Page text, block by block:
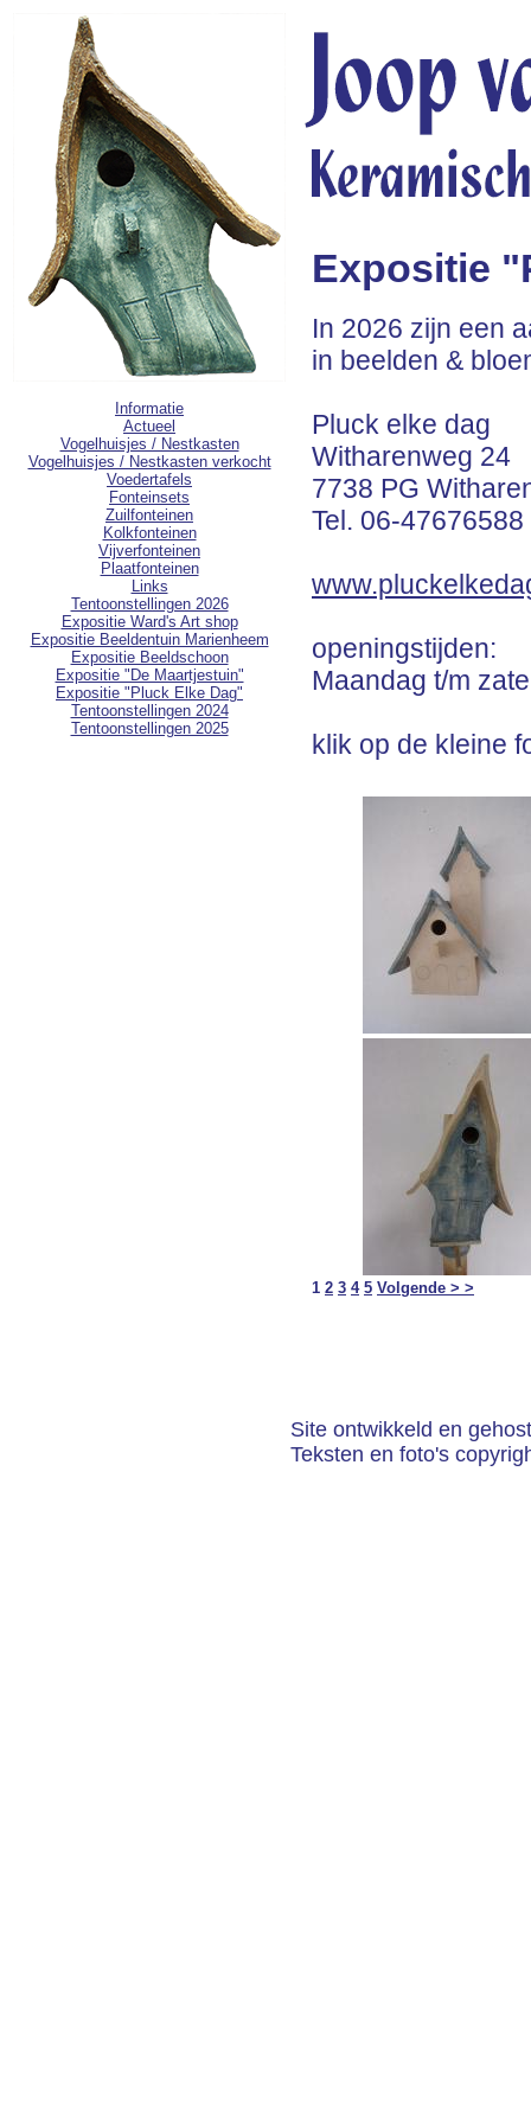
Informatie
Actueel
Vogelhuisjes / Nestkasten
Vogelhuisjes / Nestkasten verkocht
Voedertafels
Fonteinsets
Zuilfonteinen
Kolkfonteinen
Vijverfonteinen
Plaatfonteinen
Links
Tentoonstellingen 2026
Expositie Ward's Art shop
Expositie Beeldentuin Marienheem
Expositie Beeldschoon
Expositie "De Maartjestuin"
Expositie "Pluck Elke Dag"
Tentoonstellingen 2024
Tentoonstellingen 2025
Expositie
In 2026 zijn een
in beelden &
Pluck elke dag
Witharenweg 24
7738 PG
Tel. 06-47676588
openingstijden:
Maandag t/m
klik op de kleine
1 2 3 4 5 Volgende > >
Site ontwikkeld en
Teksten en foto's